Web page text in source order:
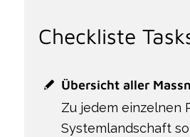
Checkliste
Übersicht aller
Zu jedem einzelnen
Systemlandschaft